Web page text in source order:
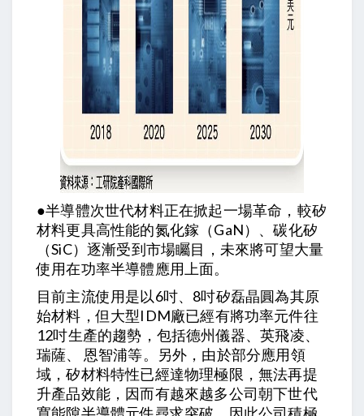
●半導體次世代材料正在掀起一場革命，較矽
材料更具高性能的氮化鎵（GaN）、碳化矽
（SiC）逐漸受到市場矚目，未來將可望大量
使用在功率半導體應用上面。
目前主流使用是以6吋、8吋矽磊晶圓為其原
始材料，但大型IDM廠已經有將功率元件往
12吋生產的趨勢，包括德州儀器、英飛凌、
瑞薩、 恩智浦等。另外，由於部分應用領
域，矽材料特性已經達物理極限，無法再提
升產品效能，因而有越來越多公司朝下世代